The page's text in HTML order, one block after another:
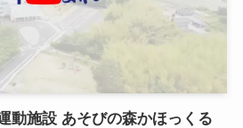
動施設 あそびの森かほっくる